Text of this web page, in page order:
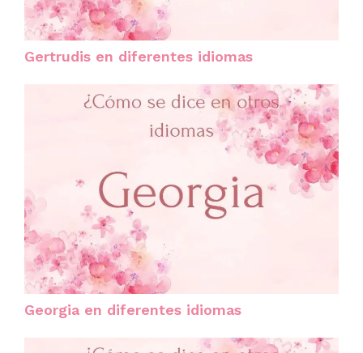
Gertrudis en diferentes idiomas
Georgia en diferentes idiomas